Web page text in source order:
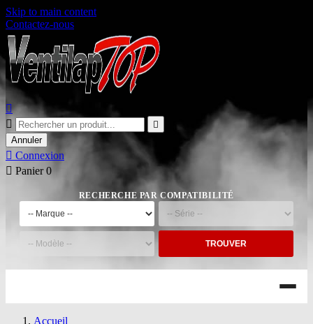
Skip to main content
Contactez-nous



Annuler
 Connexion
 Panier 0
RECHERCHE PAR COMPATIBILITÉ
TROUVER
Accueil